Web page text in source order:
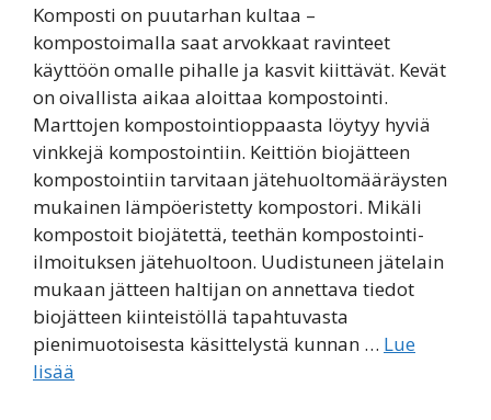
Komposti on puutarhan kultaa –
kompostoimalla saat arvokkaat ravinteet
käyttöön omalle pihalle ja kasvit kiittävät. Kevät
on oivallista aikaa aloittaa kompostointi.
Marttojen kompostointioppaasta löytyy hyviä
vinkkejä kompostointiin. Keittiön biojätteen
kompostointiin tarvitaan jätehuoltomääräysten
mukainen lämpöeristetty kompostori. Mikäli
kompostoit biojätettä, teethän kompostointi-
ilmoituksen jätehuoltoon. Uudistuneen jätelain
mukaan jätteen haltijan on annettava tiedot
biojätteen kiinteistöllä tapahtuvasta
pienimuotoisesta käsittelystä kunnan … Lue
lisää